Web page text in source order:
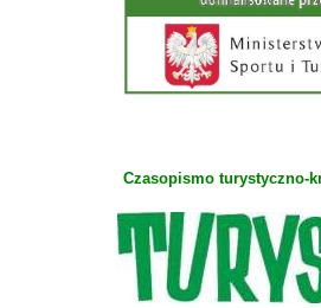
Czasopismo turystyczno-